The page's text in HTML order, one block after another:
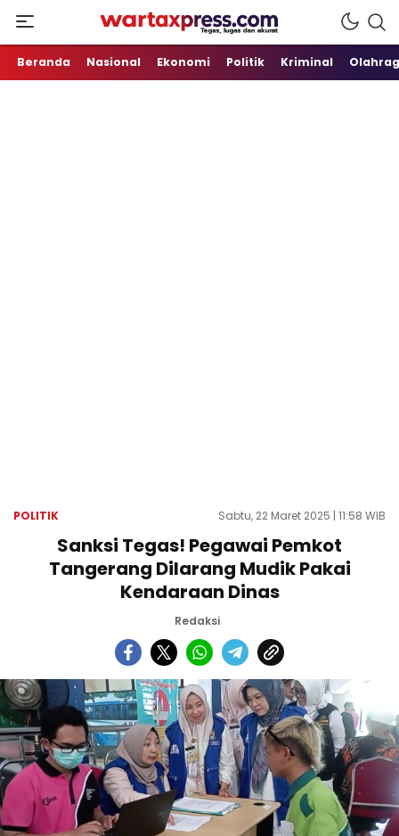
WartaXpress
Tegas, Lugas dan Akurat
Beranda Nasional Ekonomi Politik Kriminal
POLITIK Sabtu, 22 Maret 2025 | 11:58 WIB
Sanksi Tegas! Pegawai Pemkot
Tangerang Dilarang Mudik Pakai
Kendaraan Dinas
Redaksi